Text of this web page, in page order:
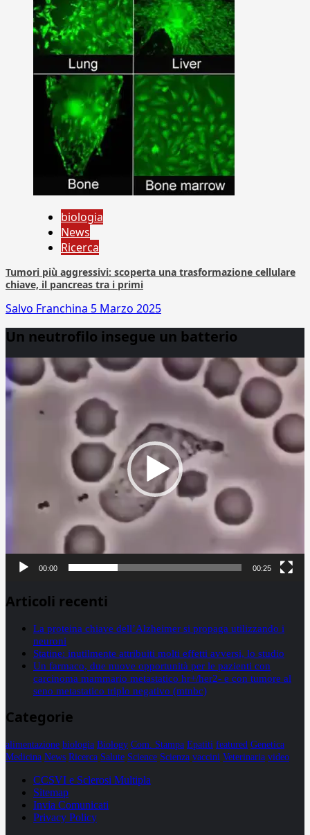
biologia
News
Ricerca
Tumori più aggressivi: scoperta una trasformazione cellulare
chiave, il pancreas tra i primi
Salvo Franchina 5 Marzo 2025
Un neutrofilo insegue un batterio
Player
00:00 00:25
Articoli recenti
La proteina chiave dell’Alzheimer si propaga utilizzando i
neuroni
Statine: inutilmente attribuiti molti effetti avversi, lo studio
Un farmaco, due nuove opportunità per le pazienti con
carcinoma mammario metastatico hr+/her2- e con tumore al
seno metastatico triplo negativo (mtnbc)
Categorie
alimentazione biologia Biology Com. Stampa Epatiti featured Genetica
Medicina News Ricerca Salute Science Scienza vaccini Veterinaria video
CCSVI e Sclerosi Multipla
Sitemap
Invia Comunicati
Privacy Policy